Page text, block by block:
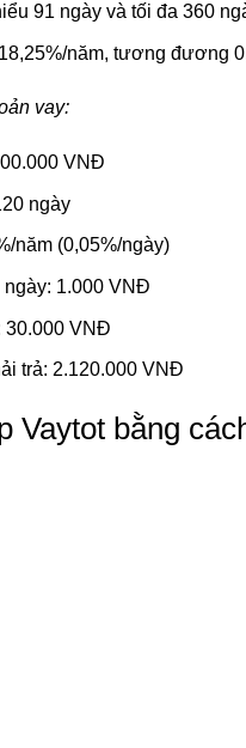
91 ngày và tối đa 360
năm, tương đương
vay:
VNĐ
ngày
năm (0,05%/ngày)
ngày: 1.000 VNĐ
30.000 VNĐ
trả: 2.120.000 VNĐ
Vaytot bằng